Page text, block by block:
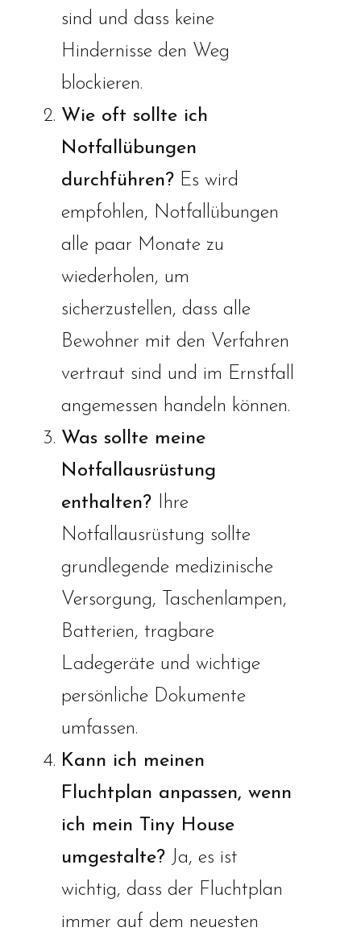
sind und dass keine
Hindernisse den Weg
blockieren.
Wie oft sollte ich
Notfallübungen
durchführen?Es wird
empfohlen, Notfallübungen
alle paar Monate zu
wiederholen, um
sicherzustellen, dass alle
Bewohner mit den Verfahren
vertraut sind und im Ernstfall
angemessen handeln können.
Was sollte meine
Notfallausrüstung
enthalten? Ihre
Notfallausrüstung sollte
grundlegende medizinische
Versorgung, Taschenlampen,
Batterien, tragbare
Ladegeräte und wichtige
persönliche Dokumente
umfassen.
Kann ich meinen
Fluchtplan anpassen, wenn
ich mein Tiny House
umgestalte?Ja, es ist
wichtig, dass der Fluchtplan
immer auf dem neuesten